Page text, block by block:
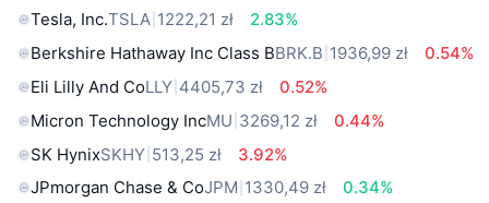
Tesla, Inc.TSLA 1222,21 zł
2.83%
Berkshire Hathaway Inc Class BBRK.B 1936,99 zł
0.54%
Eli Lilly And CoLLY 4405,73 zł
0.52%
Micron Technology IncMU 3269,12 zł
0.44%
SK HynixSKHY 513,25 zł
3.92%
JPmorgan Chase & CoJPM 1330,49 zł
0.34%